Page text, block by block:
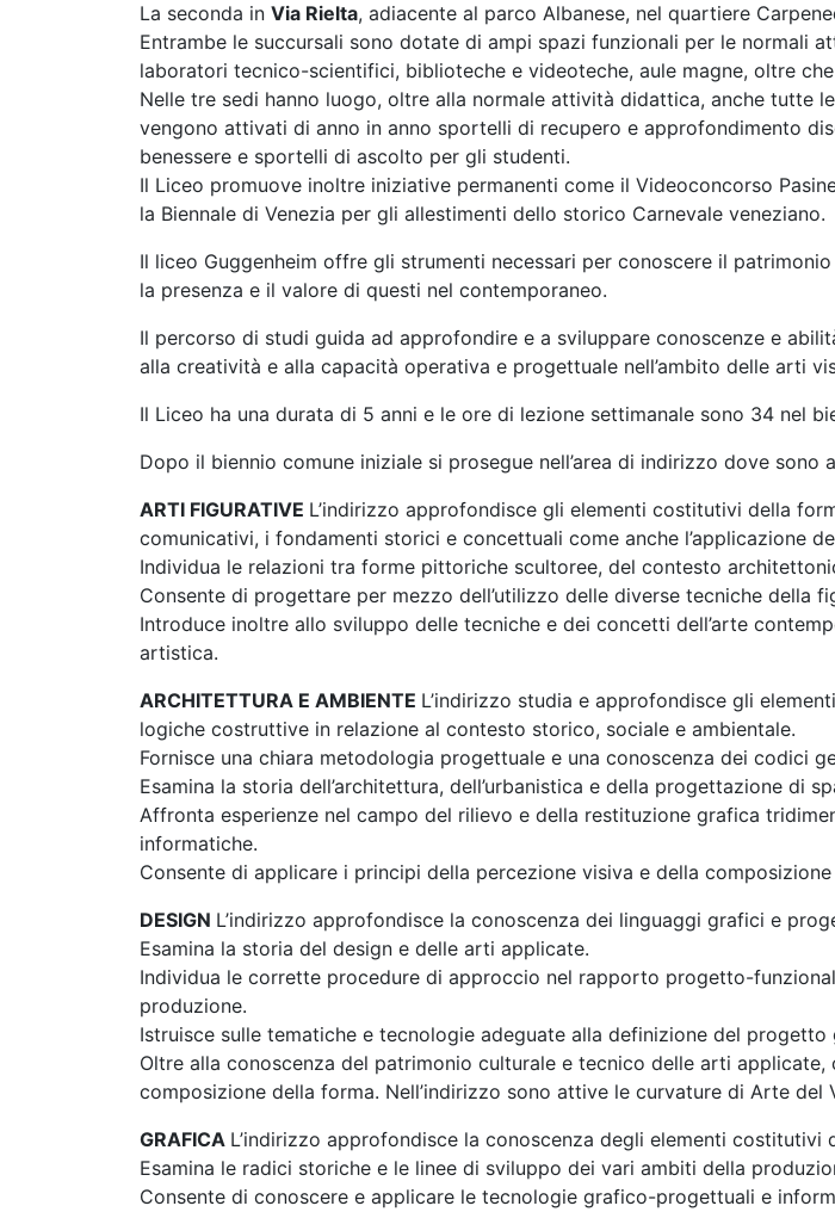
La seconda in Via Rielta, adiacente al parco Albanese, nel quartiere
Entrambe le succursali sono dotate di ampi spazi funzionali per le
laboratori tecnico-scientifici, biblioteche e videoteche, aule magne, oltre
Nelle tre sedi hanno luogo, oltre alla normale attività didattica, anche tutte
vengono attivati di anno in anno sportelli di recupero e approfondimento
benessere e sportelli di ascolto per gli studenti.
Il Liceo promuove inoltre iniziative permanenti come il Videoconcorso
la Biennale di Venezia per gli allestimenti dello storico Carnevale veneziano.
Il liceo Guggenheim offre gli strumenti necessari per conoscere il
la presenza e il valore di questi nel contemporaneo.
Il percorso di studi guida ad approfondire e a sviluppare conoscenze e
alla creatività e alla capacità operativa e progettuale nell’ambito delle arti
Il Liceo ha una durata di 5 anni e le ore di lezione settimanale sono 34 nel
Dopo il biennio comune iniziale si prosegue nell’area di indirizzo dove
ARTI FIGURATIVE L’indirizzo approfondisce gli elementi costitutivi della
comunicativi, i fondamenti storici e concettuali come anche l’applicazione
Individua le relazioni tra forme pittoriche scultoree, del contesto
Consente di progettare per mezzo dell’utilizzo delle diverse tecniche della
Introduce inoltre allo sviluppo delle tecniche e dei concetti dell’arte
artistica.
ARCHITETTURA E AMBIENTE L’indirizzo studia e approfondisce gli
logiche costruttive in relazione al contesto storico, sociale e ambientale.
Fornisce una chiara metodologia progettuale e una conoscenza dei codici
Esamina la storia dell’architettura, dell’urbanistica e della progettazione di
Affronta esperienze nel campo del rilievo e della restituzione grafica
informatiche.
Consente di applicare i principi della percezione visiva e della
DESIGN L’indirizzo approfondisce la conoscenza dei linguaggi grafici e
Esamina la storia del design e delle arti applicate.
Individua le corrette procedure di approccio nel rapporto progetto-
produzione.
Istruisce sulle tematiche e tecnologie adeguate alla definizione del
Oltre alla conoscenza del patrimonio culturale e tecnico delle arti
composizione della forma. Nell’indirizzo sono attive le curvature di Arte del
GRAFICA L’indirizzo approfondisce la conoscenza degli elementi
Esamina le radici storiche e le linee di sviluppo dei vari ambiti della
Consente di conoscere e applicare le tecnologie grafico-progettuali e